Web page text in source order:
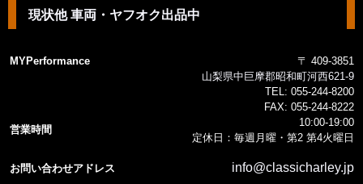
現状他 車両・ヤフオク出品中
MYPerformance
〒 409-3851
山梨県中巨摩郡昭和町河西621-9
TEL: 055-244-8200
FAX: 055-244-8222
営業時間
10:00-19:00
定休日：毎週月曜・第2 第4火曜日
お問い合わせアドレス info@classicharley.jp